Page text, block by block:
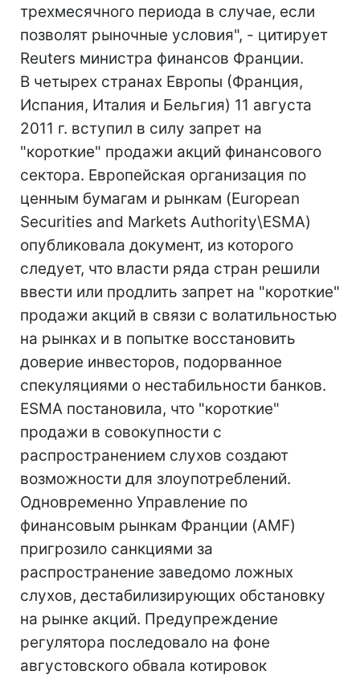
трехмесячного периода в случае, если
позволят рыночные условия", - цитирует
Reuters министра финансов Франции.
В четырех странах Европы (Франция,
Испания, Италия и Бельгия) 11 августа
2011 г. вступил в силу запрет на
"короткие" продажи акций финансового
сектора. Европейская организация по
ценным бумагам и рынкам (European
Securities and Markets Authority\ESMA)
опубликовала документ, из которого
следует, что власти ряда стран решили
ввести или продлить запрет на "короткие"
продажи акций в связи с волатильностью
на рынках и в попытке восстановить
доверие инвесторов, подорванное
спекуляциями о нестабильности банков.
ESMA постановила, что "короткие"
продажи в совокупности с
распространением слухов создают
возможности для злоупотреблений.
Одновременно Управление по
финансовым рынкам Франции (AMF)
пригрозило санкциями за
распространение заведомо ложных
слухов, дестабилизирующих обстановку
на рынке акций. Предупреждение
регулятора последовало на фоне
августовского обвала котировок